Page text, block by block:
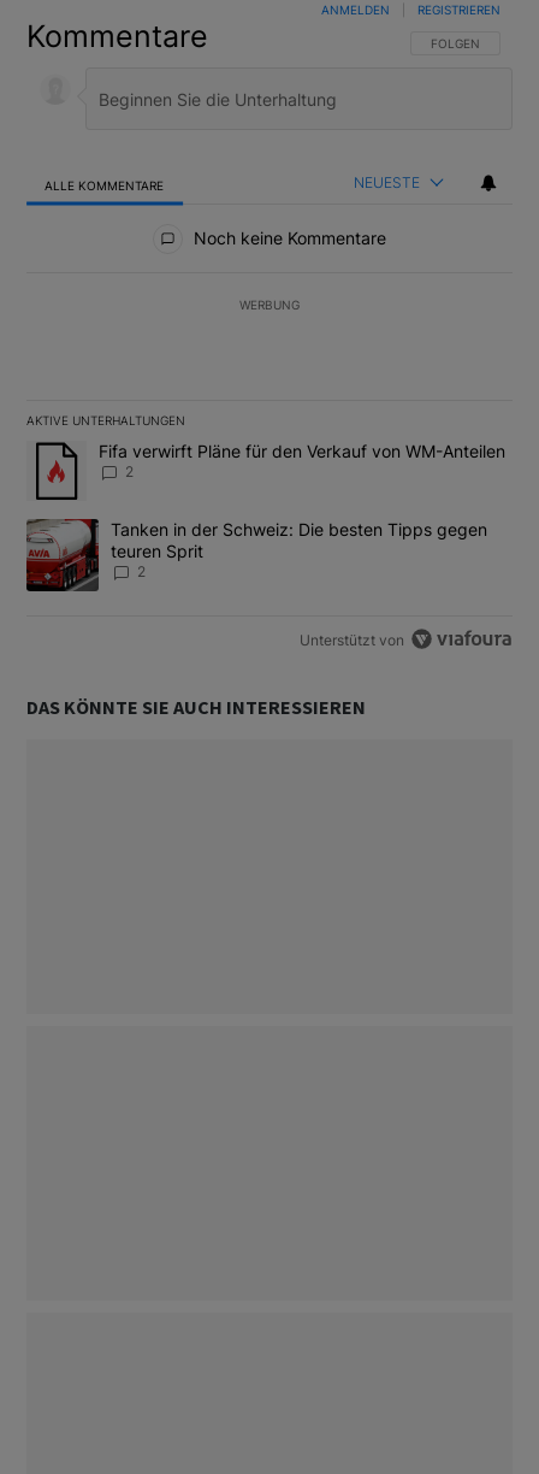
Kommentare FOLGE DIESER
FOLGEN
ANMELDEN REGISTRIEREN
ALLE KOMMENTARE NEUESTE
Noch keine Kommentare
WERBUNG
AKTIVE UNTERHALTUNGEN
Das Folgende ist eine Liste der am meisten kommentierten
Ein Trendartikel mit dem Titel "Fifa verwirft Pläne für den
Fifa verwirft Pläne für den Verkauf von WM-Anteilen
2
Ein Trendartikel mit dem Titel "Tanken in der Schweiz: Die
Tanken in der Schweiz: Die besten Tipps gegen
teuren Sprit
2
Unterstützt von
DAS KÖNNTE SIE AUCH INTERESSIEREN